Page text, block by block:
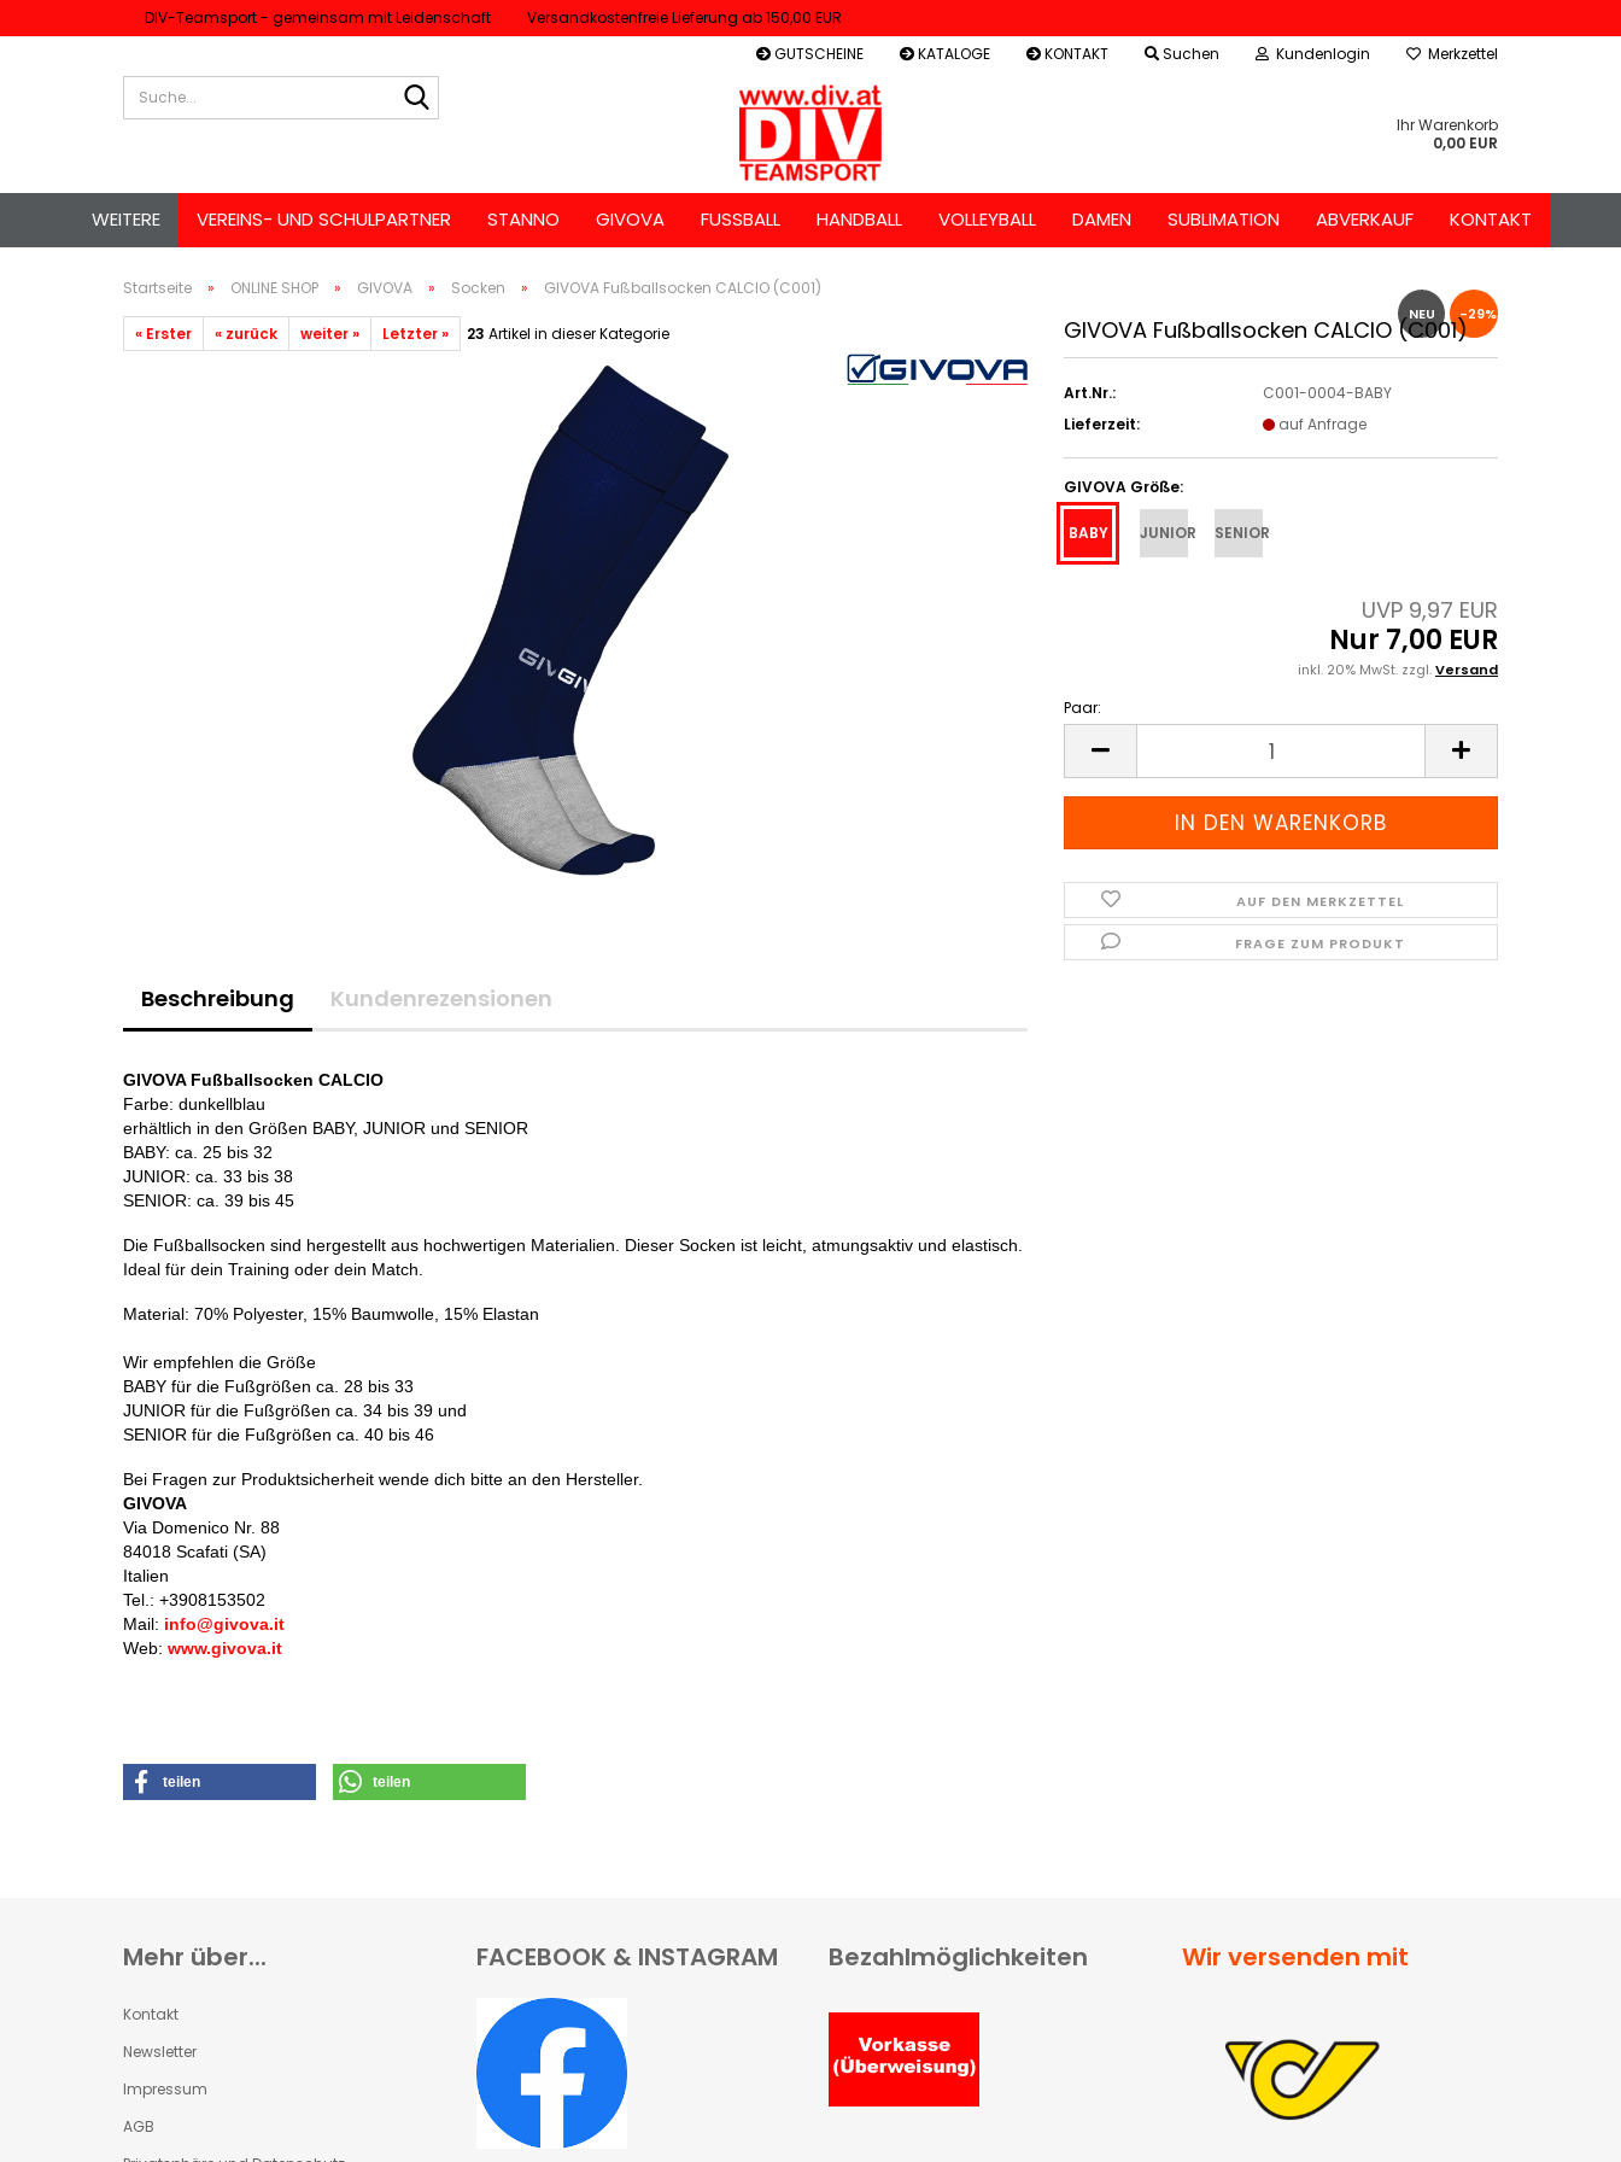
DIV-Teamsport - gemeinsam mit Leidenschaft
Versandkostenfreie Lieferung ab 150,00 EUR
GUTSCHEINE
KATALOGE KONTAKT Suchen Kundenlogin
Merkzettel
Ihr Warenkorb
0,00 EUR
VEREINS- UND SCHULPARTNER STANNO GIVOVA FUSSBALL HANDBALL VOLLEYBALL DAMEN SUBLIMATION ABVERKAUF KONTAKT
WEITERE
Startseite » ONLINE SHOP » GIVOVA » Socken » GIVOVA Fußballsocken CALCIO (C001)
« Erster « zurück weiter » Letzter » 23 Artikel in dieser Kategorie
NEU -29%
GIVOVA Fußballsocken CALCIO (C001)
Art.Nr.:
C001-0004-BABY
Lieferzeit:
auf Anfrage
GIVOVA Größe:
BABY JUNIOR SENIOR
UVP 9,97 EUR
Nur 7,00 EUR
inkl. 20% MwSt. zzgl.Versand
Paar:
Paar
AUF DEN MERKZETTEL
FRAGE ZUM PRODUKT
Beschreibung Kundenrezensionen
GIVOVA Fußballsocken CALCIO
Farbe: dunkellblau
erhältlich in den Größen BABY, JUNIOR und SENIOR
BABY: ca. 25 bis 32
JUNIOR: ca. 33 bis 38
SENIOR: ca. 39 bis 45
Die Fußballsocken sind hergestellt aus hochwertigen Materialien. Dieser Socken ist leicht, atmungsaktiv und elastisch.
Ideal für dein Training oder dein Match.
Material: 70% Polyester, 15% Baumwolle, 15% Elastan
Wir empfehlen die Größe
BABY für die Fußgrößen ca. 28 bis 33
JUNIOR für die Fußgrößen ca. 34 bis 39 und
SENIOR für die Fußgrößen ca. 40 bis 46
Bei Fragen zur Produktsicherheit wende dich bitte an den Hersteller.
GIVOVA
Via Domenico Nr. 88
84018 Scafati (SA)
Italien
Tel.: +3908153502
Mail: info@givova.it
Web: www.givova.it
teilen teilen
Mehr über...
Kontakt
Newsletter
Impressum
AGB
FACEBOOK & INSTAGRAM Bezahlmöglichkeiten Wir versenden mit